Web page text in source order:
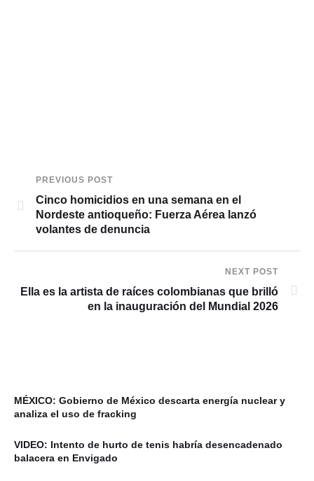
PREVIOUS POST
Cinco homicidios en una semana en el
Nordeste antioqueño: Fuerza Aérea lanzó
volantes de denuncia
NEXT POST
Ella es la artista de raíces colombianas que brilló
en la inauguración del Mundial 2026
MÉXICO: Gobierno de México descarta energía nuclear y
analiza el uso de fracking
VIDEO: Intento de hurto de tenis habría desencadenado
balacera en Envigado